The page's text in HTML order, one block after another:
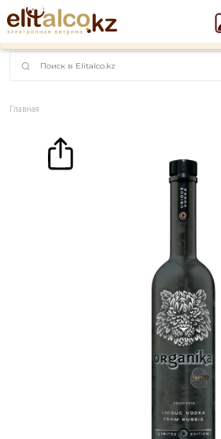
наименований!
instagram.com/rojo.kz
Рекомендуем
Ром Captain Morgan White 37,5%
Пиво Guinness Draught 4,2% Can
Водка Smirnoff Red Vodka 37,5%
Виски Talisker 10 YO Malt 45,8% in Box
Джин Gordon`s London Dry Gin 37,5%
Главная